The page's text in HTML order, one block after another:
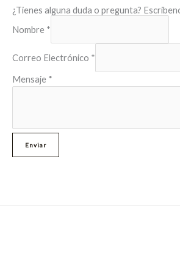
o
k
r
m
¿Tienes alguna duda o pregunta?
Nombre *
Correo Electrónico *
Mensaje *
Enviar